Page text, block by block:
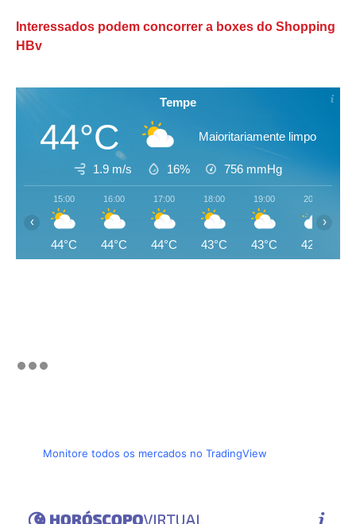
Interessados podem concorrer a boxes do Shopping
HBv
Tempe
44°C Maioritariamente limpo
1.9 m/s 16% 756 mmHg
15:00
44°C
16:00
44°C
17:00
44°C
18:00
43°C
19:00
43°C
20:00
42°C
‹ ›
Monitore todos os mercados no TradingView